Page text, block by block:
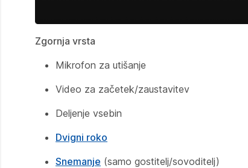
Zgornja vrsta
Mikrofon za utišanje
Video za začetek/zaustavitev
Deljenje vsebin
Dvigni roko
Snemanje (samo gostitelj/sovoditelj)